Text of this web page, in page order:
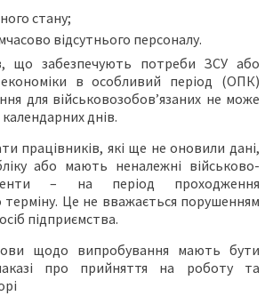
стану;
відсутнього персоналу.
що забезпечують потреби ЗСУ або
економіки в особливий період (ОПК)
для військовозобов’язаних не може
днів.
працівників, які ще не оновили дані,
або мають неналежні військово-
– на період проходження
терміну. Це не вважається порушенням
підприємства.
щодо випробування мають бути
про прийняття на роботу та